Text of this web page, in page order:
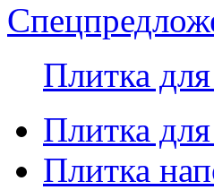
Плитка
Плитка
Плитка